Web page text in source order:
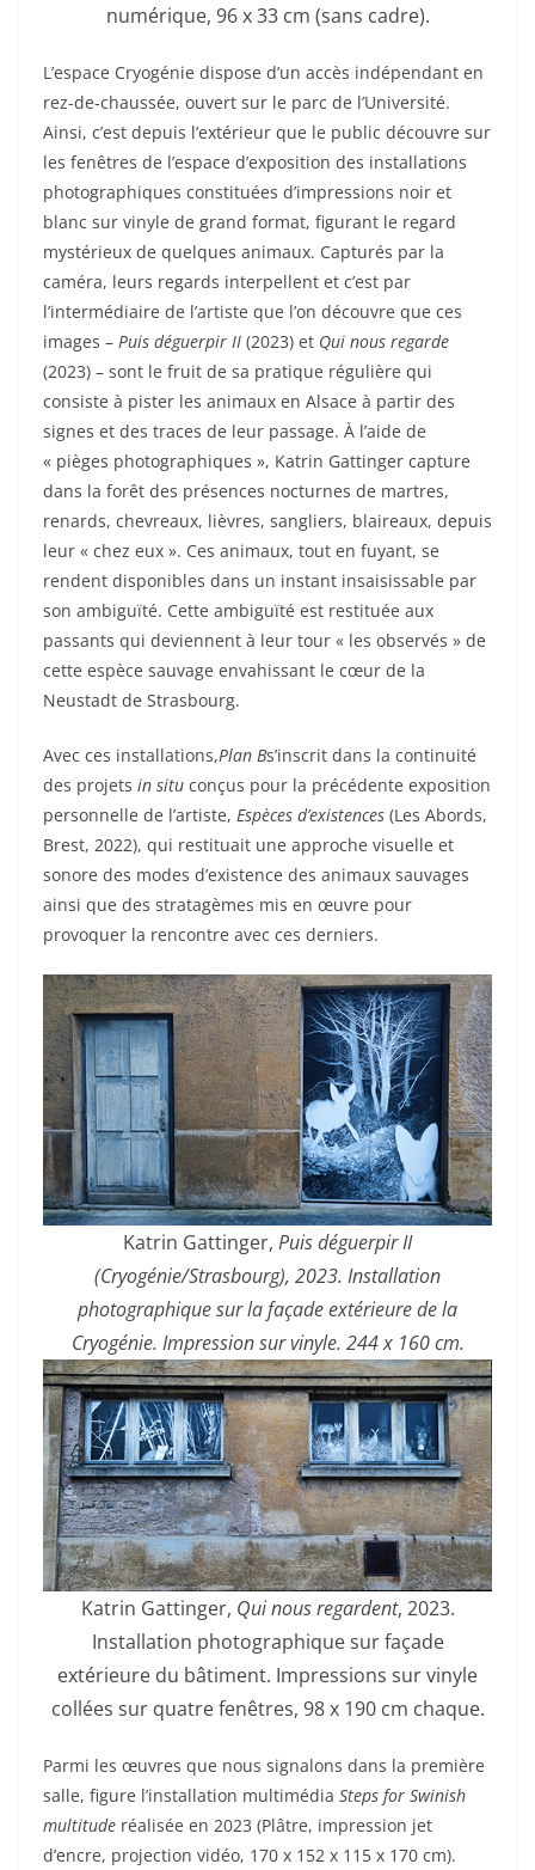
numérique, 96 x 33 cm (sans cadre).
L’espace Cryogénie dispose d’un accès indépendant en
rez-de-chaussée, ouvert sur le parc de l’Université.
Ainsi, c’est depuis l’extérieur que le public découvre sur
les fenêtres de l’espace d’exposition des installations
photographiques constituées d’impressions noir et
blanc sur vinyle de grand format, figurant le regard
mystérieux de quelques animaux. Capturés par la
caméra, leurs regards interpellent et c’est par
l’intermédiaire de l’artiste que l’on découvre que ces
images – Puis déguerpir II (2023) et Qui nous regarde
(2023) – sont le fruit de sa pratique régulière qui
consiste à pister les animaux en Alsace à partir des
signes et des traces de leur passage. À l’aide de
« pièges photographiques », Katrin Gattinger capture
dans la forêt des présences nocturnes de martres,
renards, chevreaux, lièvres, sangliers, blaireaux, depuis
leur « chez eux ». Ces animaux, tout en fuyant, se
rendent disponibles dans un instant insaisissable par
son ambiguïté. Cette ambiguïté est restituée aux
passants qui deviennent à leur tour « les observés » de
cette espèce sauvage envahissant le cœur de la
Neustadt de Strasbourg.
Avec ces installations,Plan Bs’inscrit dans la continuité
des projets in situ conçus pour la précédente exposition
personnelle de l’artiste, Espèces d’existences (Les Abords,
Brest, 2022), qui restituait une approche visuelle et
sonore des modes d’existence des animaux sauvages
ainsi que des stratagèmes mis en œuvre pour
provoquer la rencontre avec ces derniers.
Katrin Gattinger, Puis déguerpir II
(Cryogénie/Strasbourg), 2023. Installation
photographique sur la façade extérieure de la
Cryogénie. Impression sur vinyle. 244 x 160 cm.
Katrin Gattinger, Qui nous regardent, 2023.
Installation photographique sur façade
extérieure du bâtiment. Impressions sur vinyle
collées sur quatre fenêtres, 98 x 190 cm chaque.
Parmi les œuvres que nous signalons dans la première
salle, figure l’installation multimédia Steps for Swinish
multitude réalisée en 2023 (Plâtre, impression jet
d’encre, projection vidéo, 170 x 152 x 115 x 170 cm).